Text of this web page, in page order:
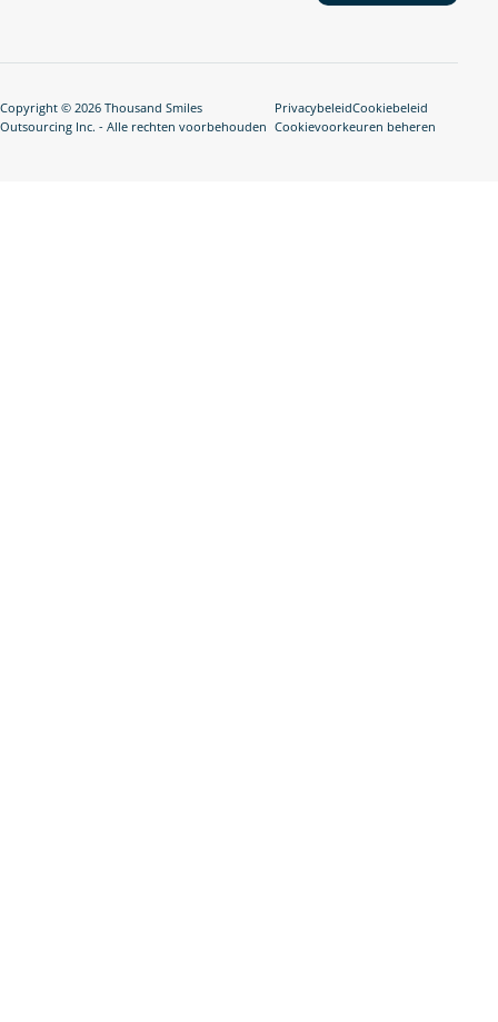
Copyright © 2026 Thousand Smiles
Outsourcing Inc. - Alle rechten voorbehouden
PrivacybeleidCookiebeleid
Cookievoorkeuren beheren